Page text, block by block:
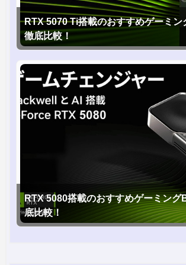
RTX 5070 Ti搭載のおすすめゲーミン
徹底比較！
RTX 5080搭載のおすすめゲーミング
底比較！